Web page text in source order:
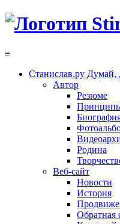
≡
Станислав.ру Думай,
Автор
Резюме
Родина
Веб-сайт
Новости
История
Обратная